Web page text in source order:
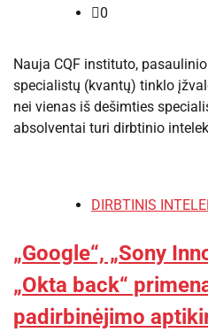
0
Nauja CQF instituto,
specialistų (kvantų) tinklo
nei vienas iš dešimties
absolventai turi dirbtinio
DIRBTINIS
„Google“, „Sony
„Okta back“
padirbinėjimo